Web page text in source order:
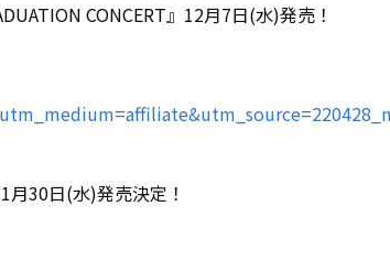
CONCERT』12月7日(水)発売！
30日(水)発売決定！